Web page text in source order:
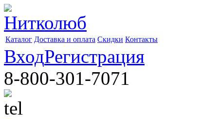
Каталог Доставка и оплата Скидки Контакты
ВходРегистрация
8-800-301-7071